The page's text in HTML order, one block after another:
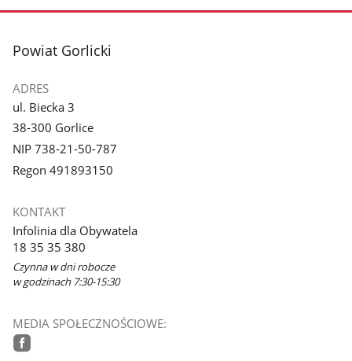
stopka
Powiat Gorlicki
ADRES
ul. Biecka 3
38-300 Gorlice
NIP 738-21-50-787
Regon 491893150
KONTAKT
Infolinia dla Obywatela
18 35 35 380
Czynna w dni robocze
w godzinach 7:30-15:30
MEDIA SPOŁECZNOŚCIOWE: